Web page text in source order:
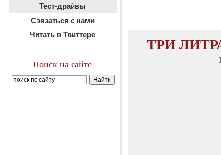
Тест-драйвы
Связаться с нами
Читать в Твиттере
Поиск на сайте
ТРИ